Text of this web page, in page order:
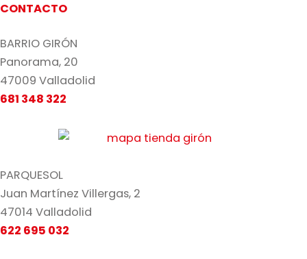
CONTACTO
BARRIO GIRÓN
Panorama, 20
47009 Valladolid
681 348 322
PARQUESOL
Juan Martínez Villergas, 2
47014 Valladolid
622 695 032